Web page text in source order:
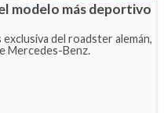
modelo más deportivo
del roadster alemán,
Mercedes-Benz.